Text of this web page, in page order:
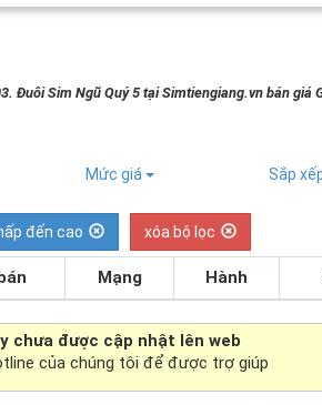
Đuôi Sim Ngũ Quý 5 tại Simtiengiang.vn bán giá
Mức giá Sắp
đến cao xóa bộ lọc
Mạng Hành
chưa được cập nhật lên web
của chúng tôi để được trợ giúp